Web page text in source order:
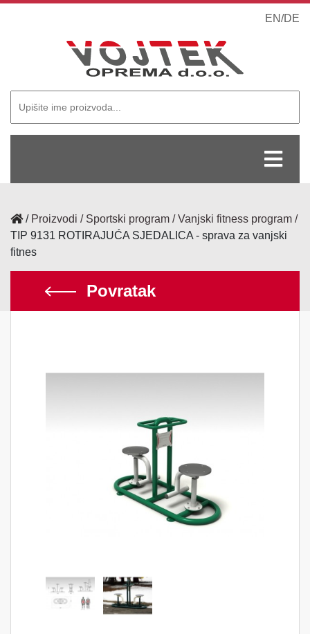
EN/DE
/ Proizvodi Sportski program
Vanjski fitness program
TIP 9131 ROTIRAJUĆA SJEDALICA - sprava za vanjski
fitnes
Povratak